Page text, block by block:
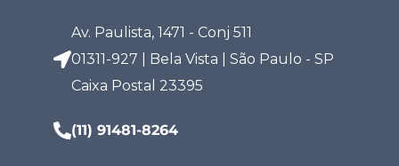
Av. Paulista, 1471 - Conj 511
01311-927 | Bela Vista | São Paulo - SP
Caixa Postal 23395
(11) 91481-8264